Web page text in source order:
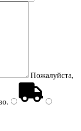
Пожалуйста,
.